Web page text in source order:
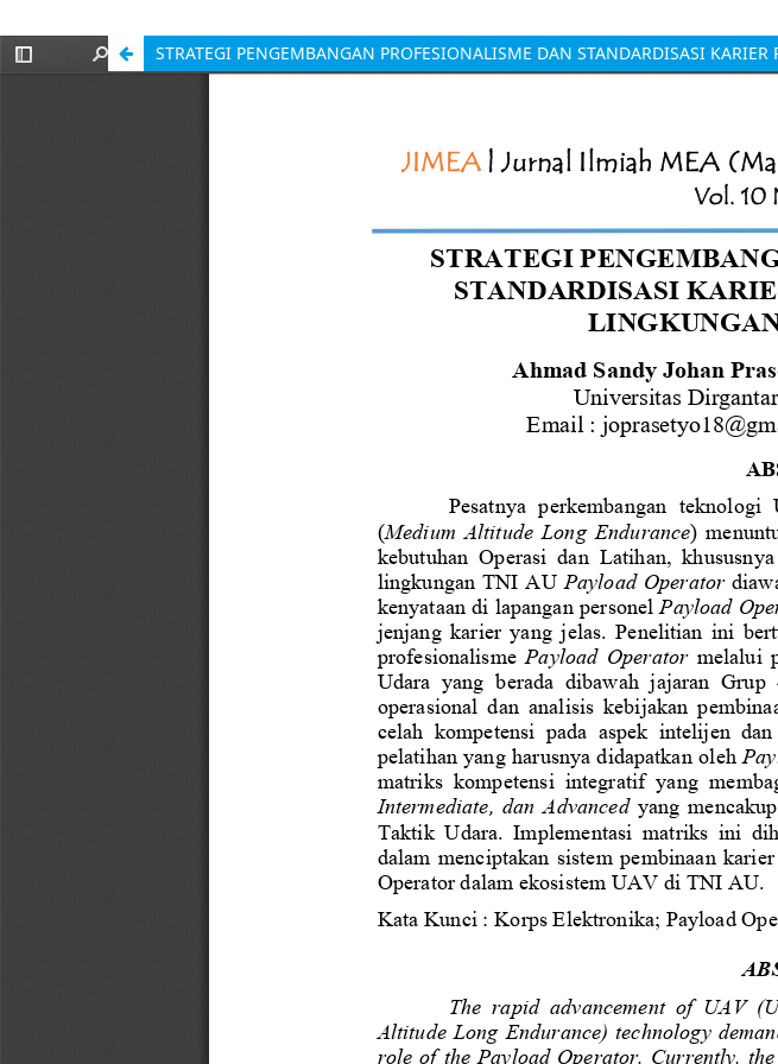
STRATEGI PENGEMBANGAN PROFESIONALISME DAN STANDARDISASI